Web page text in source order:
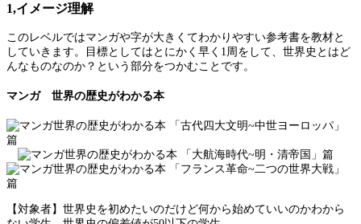
1,イメージ理解
このレベルではマンガや字が大きくてわかりやすい参考書を教材と
していきます。目標としてはとにかく早く1周をして、世界史とはど
んなものなのか？という部分をつかむことです。
マンガ 世界の歴史がわかる本
【対象者】世界史を初めたいのだけど何から始めていいのかわから